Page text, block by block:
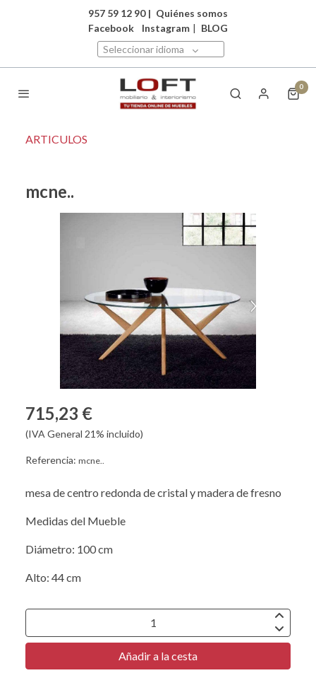
957 59 12 90 | Quiénes somos
Facebook
Instagram | BLOG
Seleccionar idioma
0
ARTICULOS
mcne..
715,23 €
(IVA General 21% incluido)
Referencia: mcne..
mesa de centro redonda de cristal y madera de fresno
Medidas del Mueble
Diámetro: 100 cm
Alto: 44 cm
Añadir a la cesta